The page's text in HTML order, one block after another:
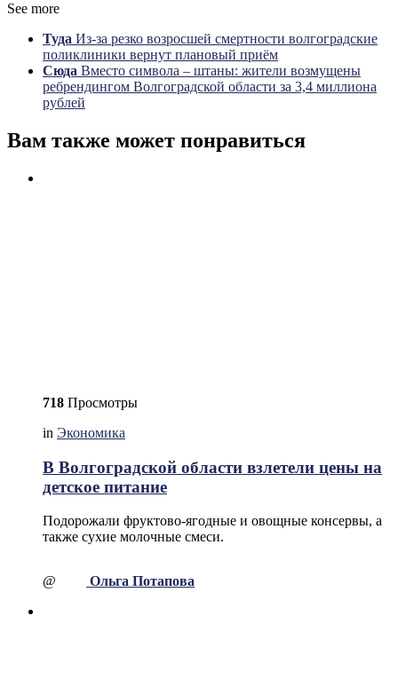
See more
Туда Из-за резко возросшей смертности волгоградские
поликлиники вернут плановый приём
Сюда Вместо символа – штаны: жители возмущены
ребрендингом Волгоградской области за 3,4 миллиона
рублей
Вам также может понравиться
718 Просмотры
in Экономика
В Волгоградской области взлетели цены на
детское питание
Подорожали фруктово-ягодные и овощные консервы, а
также сухие молочные смеси.
@ Ольга Потапова